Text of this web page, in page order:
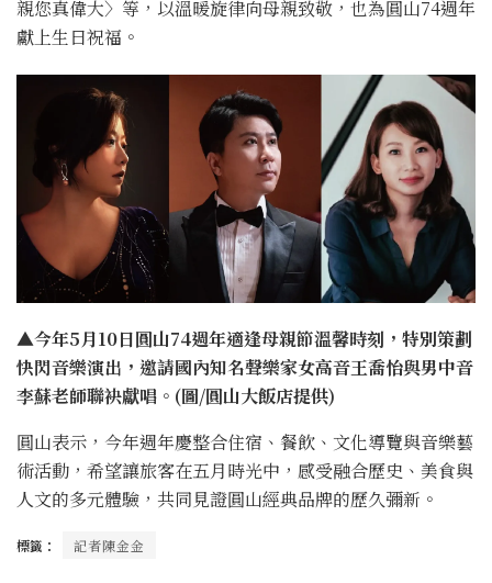
親您真偉大〉等，以溫暖旋律向母親致敬，也為圓山74週年
獻上生日祝福。
▲今年5月10日圓山74週年適逢母親節溫馨時刻，特別策劃
快閃音樂演出，邀請國內知名聲樂家女高音王喬怡與男中音
李蘇老師聯袂獻唱。(圖/圓山大飯店提供)
圓山表示，今年週年慶整合住宿、餐飲、文化導覽與音樂藝
術活動，希望讓旅客在五月時光中，感受融合歷史、美食與
人文的多元體驗，共同見證圓山經典品牌的歷久彌新。
標籤： 記者陳金金